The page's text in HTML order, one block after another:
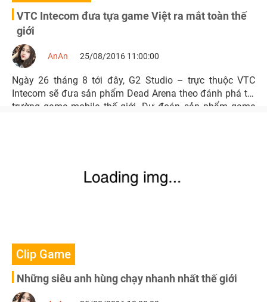
VTC Intecom đưa tựa game Việt ra mắt toàn thế
giới
AnAn 25/08/2016 11:00:00
Ngày 26 tháng 8 tới đây, G2 Studio – trực thuộc VTC
Intecom sẽ đưa sản phẩm Dead Arena theo đánh phá thị
trường game mobile thế giới. Dự đoán sản phẩm game
Clip Game
Những siêu anh hùng chạy nhanh nhất thế giới